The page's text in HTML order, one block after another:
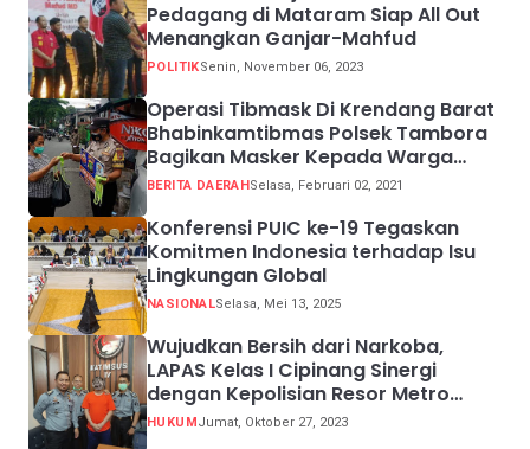
Pedagang di Mataram Siap All Out
Menangkan Ganjar-Mahfud
POLITIKSenin, November 06, 2023
Operasi Tibmask Di Krendang Barat
Bhabinkamtibmas Polsek Tambora
Bagikan Masker Kepada Warga
Pelanggar Prokes
BERITA DAERAHSelasa, Februari 02, 2021
Konferensi PUIC ke-19 Tegaskan
Komitmen Indonesia terhadap Isu
Lingkungan Global
NASIONALSelasa, Mei 13, 2025
Wujudkan Bersih dari Narkoba,
LAPAS Kelas I Cipinang Sinergi
dengan Kepolisian Resor Metro
Jakarta Barat
HUKUMJumat, Oktober 27, 2023